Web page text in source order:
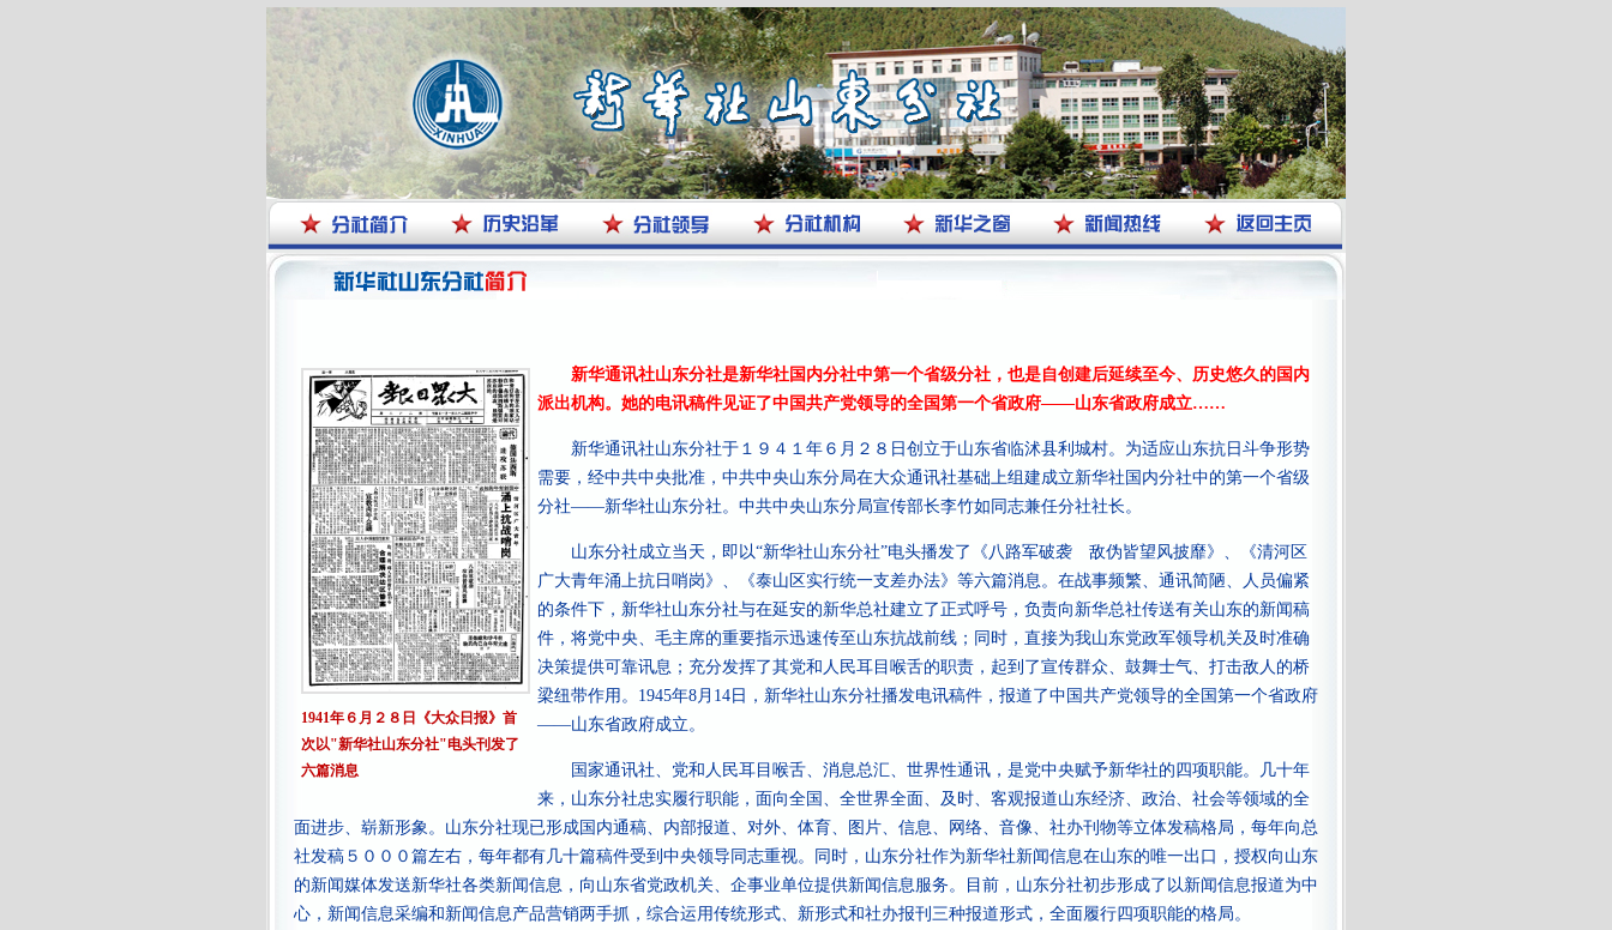
1941年６月２８日《大众日报》首
次以"新华社山东分社"电头刊发了
六篇消息
新华通讯社山东分社是新华社国内分社中第一个省级分社，也是自创建后延续至今、历史悠久的国内
派出机构。她的电讯稿件见证了中国共产党领导的全国第一个省政府——山东省政府成立……
新华通讯社山东分社于１９４１年６月２８日创立于山东省临沭县利城村。为适应山东抗日斗争形势
需要，经中共中央批准，中共中央山东分局在大众通讯社基础上组建成立新华社国内分社中的第一个省级
分社——新华社山东分社。中共中央山东分局宣传部长李竹如同志兼任分社社长。
山东分社成立当天，即以“新华社山东分社”电头播发了《八路军破袭 敌伪皆望风披靡》、《清河区
广大青年涌上抗日哨岗》、《泰山区实行统一支差办法》等六篇消息。在战事频繁、通讯简陋、人员偏紧
的条件下，新华社山东分社与在延安的新华总社建立了正式呼号，负责向新华总社传送有关山东的新闻稿
件，将党中央、毛主席的重要指示迅速传至山东抗战前线；同时，直接为我山东党政军领导机关及时准确
决策提供可靠讯息；充分发挥了其党和人民耳目喉舌的职责，起到了宣传群众、鼓舞士气、打击敌人的桥
梁纽带作用。1945年8月14日，新华社山东分社播发电讯稿件，报道了中国共产党领导的全国第一个省政府
——山东省政府成立。
国家通讯社、党和人民耳目喉舌、消息总汇、世界性通讯，是党中央赋予新华社的四项职能。几十年
来，山东分社忠实履行职能，面向全国、全世界全面、及时、客观报道山东经济、政治、社会等领域的全
面进步、崭新形象。山东分社现已形成国内通稿、内部报道、对外、体育、图片、信息、网络、音像、社办刊物等立体发稿格局，每年向总
社发稿５０００篇左右，每年都有几十篇稿件受到中央领导同志重视。同时，山东分社作为新华社新闻信息在山东的唯一出口，授权向山东
的新闻媒体发送新华社各类新闻信息，向山东省党政机关、企事业单位提供新闻信息服务。目前，山东分社初步形成了以新闻信息报道为中
心，新闻信息采编和新闻信息产品营销两手抓，综合运用传统形式、新形式和社办报刊三种报道形式，全面履行四项职能的格局。